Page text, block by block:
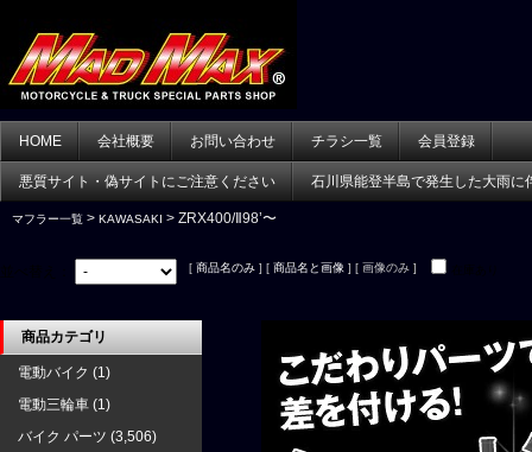
HOME 会社概要 お問い合わせ チラシ一覧 会員登録
悪質サイト・偽サイトにご注意ください 石川県能登半島で発生した大雨に
マフラー一覧 > KAWASAKI > ZRX400/Ⅱ98’〜
[ 商品名のみ ] [ 商品名と画像 ] [ 画像のみ ]
商品カテゴリ
電動バイク (1)
電動三輪車 (1)
バイク パーツ (3,506)